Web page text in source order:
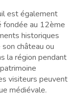
est également
fondée au 12ème
historiques
château ou
la région pendant
visiteurs peuvent
médiévale.